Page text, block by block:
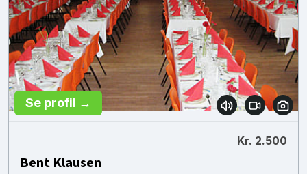
Se profil →
Kr. 2.500
Bent Klausen